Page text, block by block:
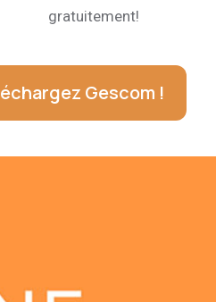
gratuitement!
Gescom !